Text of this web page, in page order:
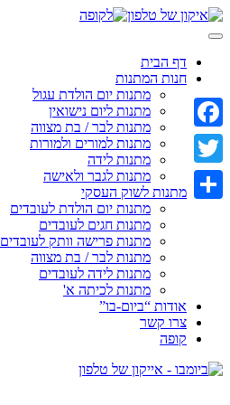
Skip
to
דף הבית
חנות המתנות
מתנות יום הולדת עגול
מתנות ליום נישואין
מתנות לבר / בת מצווה
מתנות למורים ולמורות
מתנות לידה
מתנות לגבר ולאישה
מתנות לשוק העסקי
מתנות יום הולדת לעובדים
מתנות חגים לעובדים
מתנות פרישה וותק לעובדים
מתנות לבר / בת מצווה
מתנות לידה לעובדים
מתנות לכיתה א'
אודות “ביום-בו”
צרו קשר
קופה
Facebook
Twitter